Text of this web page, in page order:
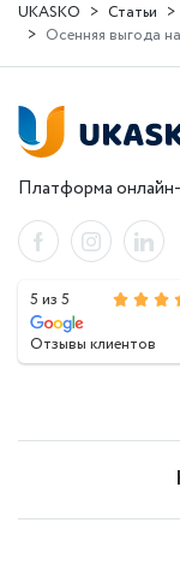
UKASKO Статьи
Осенняя выгода
Платформа
5 из 5
Отзывы клиентов